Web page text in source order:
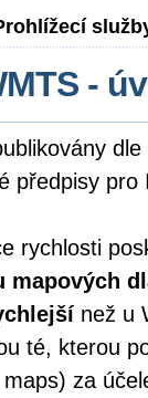
-
předpisy
rychlosti
mapových
než u
té, kterou
za